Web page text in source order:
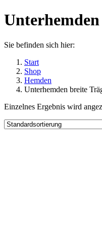
Sie befinden sich hier:
Start
Shop
Hemden
Unterhemden breite
Einzelnes Ergebnis wird